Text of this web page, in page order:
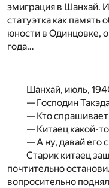
эмиграция в Шанхай.
статуэтка как память
юности в Одинцовке,
года…
Шанхай, июль,
— Господин
— Кто
— Китаец какой-
— А ну, давай его
Старик китаец
почтительно
вопросительно